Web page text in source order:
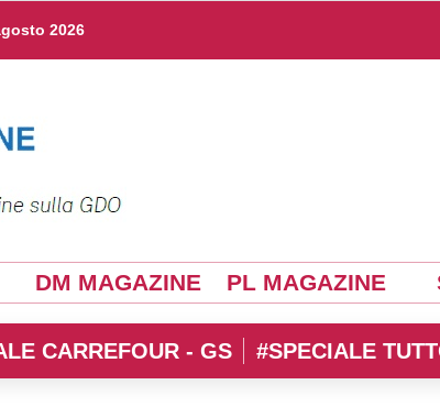
2026
DM MAGAZINE PL MAGAZINE
CARREFOUR - GS #SPECIALE